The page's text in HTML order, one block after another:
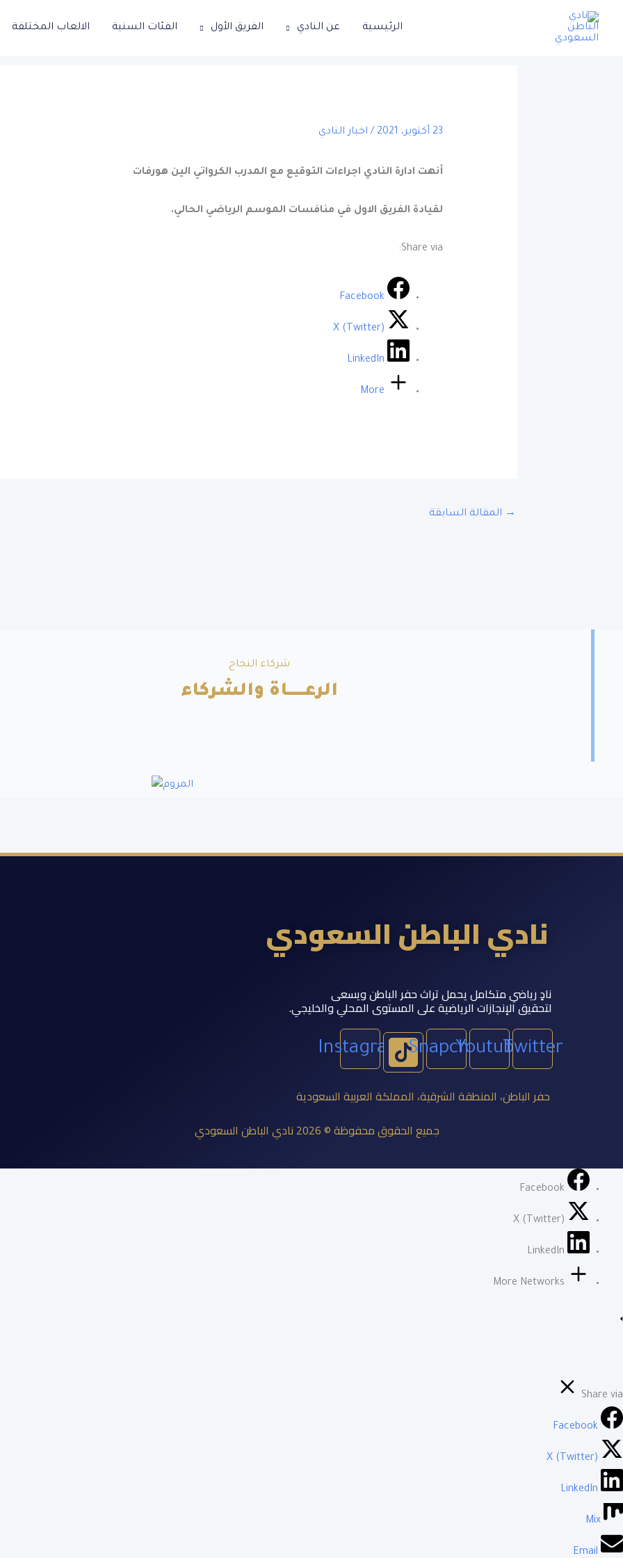
تخطي
الرئيسية عن النادي الفريق الأول الفئات السنية الالعاب المختلفة
23 أكتوبر، 2021 / اخبار النادي
أنهت ادارة النادي اجراءات التوقيع مع المدرب الكرواتي الين هورفات
لقيادة الفريق الاول في منافسات الموسم الرياضي الحالي.
Share via:
Facebook
X (Twitter)
LinkedIn
More
→ المقالة السابقة
شركاء النجاح
الرعــــــاة والشركاء
نادي الباطن السعودي
نادٍ رياضي متكامل يحمل تراث حفر الباطن ويسعى
لتحقيق الإنجازات الرياضية على المستوى المحلي والخليجي.
Twitter
Youtube
Snapchat
Instagram
حفر الباطن، المنطقة الشرقية، المملكة العربية السعودية
جميع الحقوق محفوظة © 2026 نادي الباطن السعودي
Facebook
X (Twitter)
LinkedIn
More Networks
Share via
Facebook
X (Twitter)
LinkedIn
Mix
Email